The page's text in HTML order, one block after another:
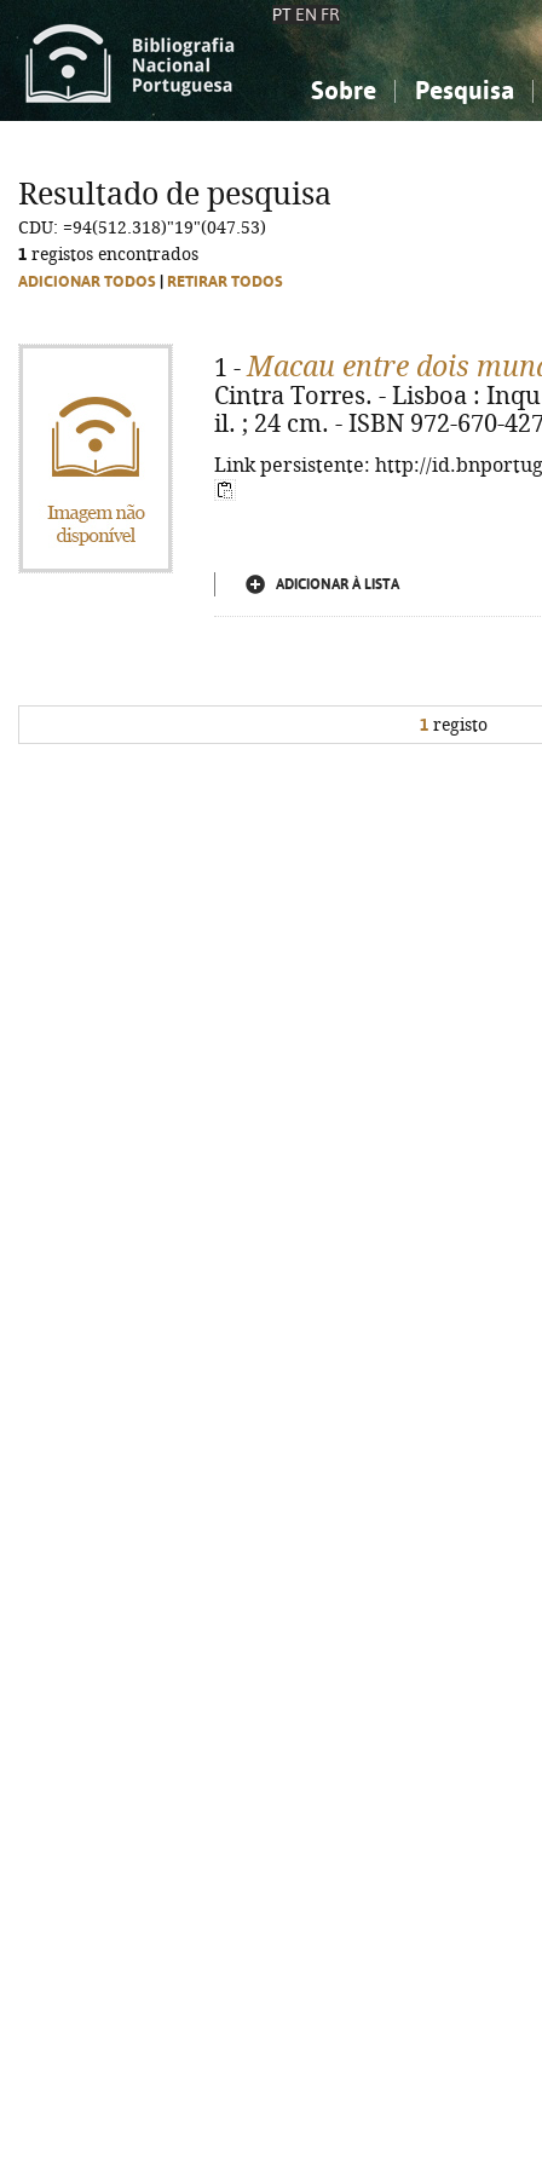
PT EN FR
Sobre Pesquisa
Ciências sociais...
Ciências sociais...
Resultado de pesquisa
CDU: =94(512.318)"19"(047.53)
1 registos encontrados
ADICIONAR TODOS RETIRAR TODOS
1 -Macau entre dois
Cintra Torres. - Lisboa :
il. ; 24 cm. - ISBN 972-670-
Link persistente: http://
ADICIONAR À LISTA
1 registo